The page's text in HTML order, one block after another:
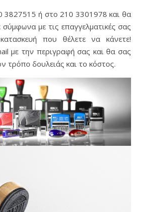
3827515 ή στο 210 3301978 και θα
με τις επαγγελματικές σας
που θέλετε να κάνετε!
με την περιγραφή σας και θα σας
τρόπο δουλειάς και το κόστος.